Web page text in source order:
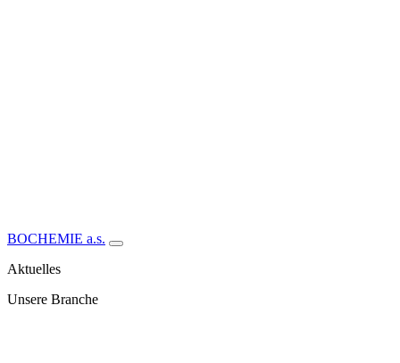
BOCHEMIE a.s.
Aktuelles
Unsere Branche